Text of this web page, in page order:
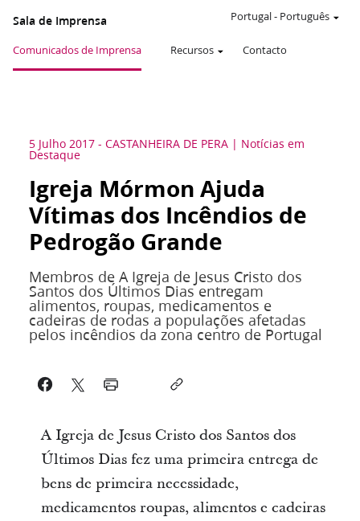
Sala de Imprensa
Comunicados de Imprensa Recursos Contacto
Portugal- Português
5 Julho 2017 - CASTANHEIRA DE PERA Notícias em
Destaque
Igreja Mórmon Ajuda
Vítimas dos Incêndios de
Pedrogão Grande
Membros de A Igreja de Jesus Cristo dos
Santos dos Últimos Dias entregam
alimentos, roupas, medicamentos e
cadeiras de rodas a populações afetadas
pelos incêndios da zona centro de Portugal
A Igreja de Jesus Cristo dos Santos dos
Últimos Dias fez uma primeira entrega de
bens de primeira necessidade,
medicamentos roupas, alimentos e cadeiras